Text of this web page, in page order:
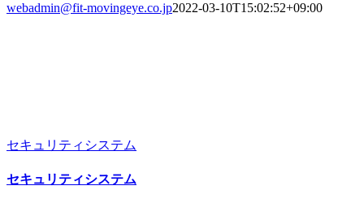
webadmin@fit-movingeye.co.jp2022-03-10T15:02:52+09:00
セキュリティシステム
セキュリティシステム